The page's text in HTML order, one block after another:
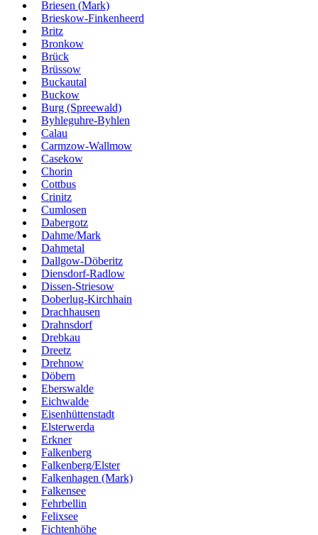
Briesen (Mark)
Brieskow-Finkenheerd
Britz
Bronkow
Brück
Brüssow
Buckautal
Buckow
Burg (Spreewald)
Byhleguhre-Byhlen
Calau
Carmzow-Wallmow
Casekow
Chorin
Cottbus
Crinitz
Cumlosen
Dabergotz
Dahme/Mark
Dahmetal
Dallgow-Döberitz
Diensdorf-Radlow
Dissen-Striesow
Doberlug-Kirchhain
Drachhausen
Drahnsdorf
Drebkau
Dreetz
Drehnow
Döbern
Eberswalde
Eichwalde
Eisenhüttenstadt
Elsterwerda
Erkner
Falkenberg
Falkenberg/Elster
Falkenhagen (Mark)
Falkensee
Fehrbellin
Felixsee
Fichtenhöhe